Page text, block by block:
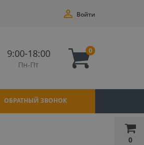
0
Войти
9:00-18:00
Пн-Пт
0
ОБРАТНЫЙ ЗВОНОК